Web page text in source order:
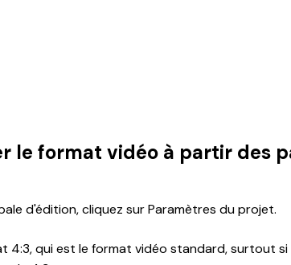
le format vidéo à partir des
d'édition, cliquez sur Paramètres du projet.
4:3, qui est le format vidéo standard, surtout